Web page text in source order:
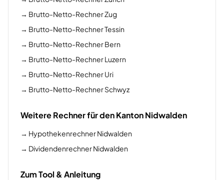
→ Brutto-Netto-Rechner Zug
→ Brutto-Netto-Rechner Tessin
→ Brutto-Netto-Rechner Bern
→ Brutto-Netto-Rechner Luzern
→ Brutto-Netto-Rechner Uri
→ Brutto-Netto-Rechner Schwyz
Weitere Rechner für den Kanton Nidwalden
→ Hypothekenrechner Nidwalden
→ Dividendenrechner Nidwalden
Zum Tool & Anleitung